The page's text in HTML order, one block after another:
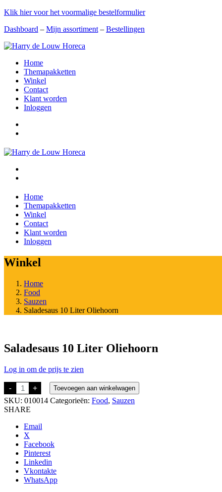
Klik hier voor het voormalige bestelformulier
Dashboard – Mijn assortiment – Bestellingen
Home
Themapakketten
Winkel
Contact
Klant worden
Inloggen
Home
Themapakketten
Winkel
Contact
Klant worden
Inloggen
Winkel
Home
Food
Sauzen
Saladesaus 10 Liter Oliehoorn
Saladesaus 10 Liter Oliehoorn
Log in om de prijs te zien
- Saladesaus
10
Liter
Oliehoorn
+ Toevoegen aan winkelwagen
SKU: 010014 Categorieën: Food, Sauzen
SHARE
Email
X
Facebook
Pinterest
Linkedin
Vkontakte
WhatsApp